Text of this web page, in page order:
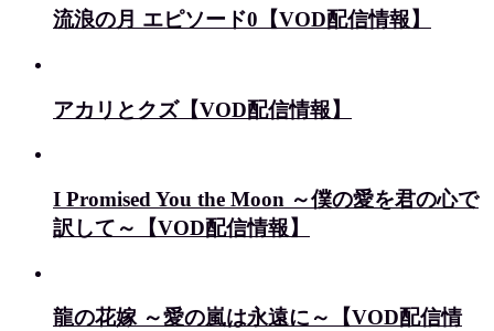
流浪の月 エピソード0【VOD配信情報】
アカリとクズ【VOD配信情報】
I Promised You the Moon ～僕の愛を君の心で
訳して～【VOD配信情報】
龍の花嫁 ～愛の嵐は永遠に～【VOD配信情